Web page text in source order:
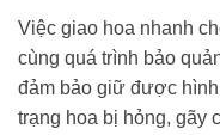
Việc giao hoa nhanh
cùng quá trình bảo
đảm bảo giữ được
trạng hoa bị hỏng, gãy